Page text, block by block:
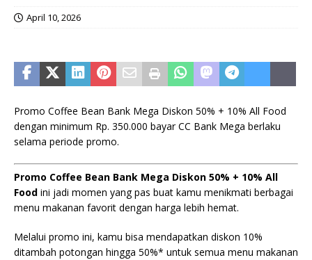
April 10, 2026
Promo Coffee Bean Bank Mega Diskon 50% + 10% All Food
dengan minimum Rp. 350.000 bayar CC Bank Mega berlaku
selama periode promo.
Promo Coffee Bean Bank Mega Diskon 50% + 10% All
Food ini jadi momen yang pas buat kamu menikmati berbagai
menu makanan favorit dengan harga lebih hemat.
Melalui promo ini, kamu bisa mendapatkan diskon 10%
ditambah potongan hingga 50%* untuk semua menu makanan